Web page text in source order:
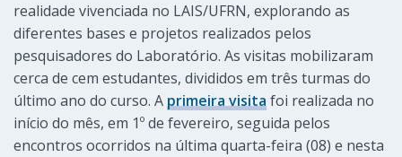
realidade vivenciada no LAIS/UFRN, explorando as
diferentes bases e projetos realizados pelos
pesquisadores do Laboratório. As visitas mobilizaram
cerca de cem estudantes, divididos em três turmas do
último ano do curso. A primeira visita foi realizada no
início do mês, em 1º de fevereiro, seguida pelos
encontros ocorridos na última quarta-feira (08) e nesta